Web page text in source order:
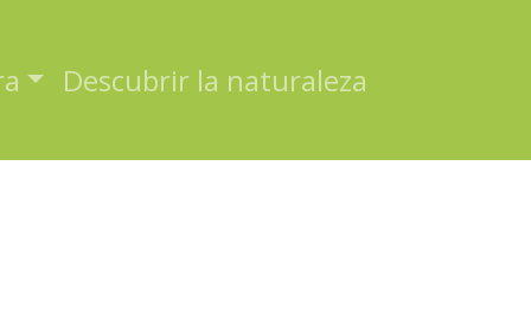
Descubrir la naturaleza